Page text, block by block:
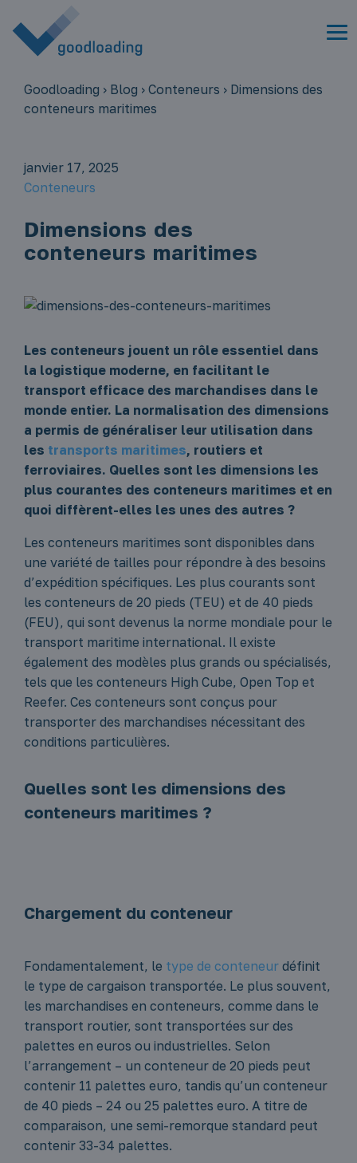
Goodloading › Blog › Conteneurs › Dimensions des
conteneurs maritimes
janvier 17, 2025
Conteneurs
Dimensions des
conteneurs maritimes
Les conteneurs jouent un rôle essentiel dans
la logistique moderne, en facilitant le
transport efficace des marchandises dans le
monde entier. La normalisation des dimensions
a permis de généraliser leur utilisation dans
les transports maritimes, routiers et
ferroviaires. Quelles sont les dimensions les
plus courantes des conteneurs maritimes et en
quoi diffèrent-elles les unes des autres ?
Les conteneurs maritimes sont disponibles dans
une variété de tailles pour répondre à des besoins
d’expédition spécifiques. Les plus courants sont
les conteneurs de 20 pieds (TEU) et de 40 pieds
(FEU), qui sont devenus la norme mondiale pour le
transport maritime international. Il existe
également des modèles plus grands ou spécialisés,
tels que les conteneurs High Cube, Open Top et
Reefer. Ces conteneurs sont conçus pour
transporter des marchandises nécessitant des
conditions particulières.
Quelles sont les dimensions des
conteneurs maritimes ?
Chargement du conteneur
Fondamentalement, le type de conteneur définit
le type de cargaison transportée. Le plus souvent,
les marchandises en conteneurs, comme dans le
transport routier, sont transportées sur des
palettes en euros ou industrielles. Selon
l’arrangement – un conteneur de 20 pieds peut
contenir 11 palettes euro, tandis qu’un conteneur
de 40 pieds – 24 ou 25 palettes euro. A titre de
comparaison, une semi-remorque standard peut
contenir 33-34 palettes.